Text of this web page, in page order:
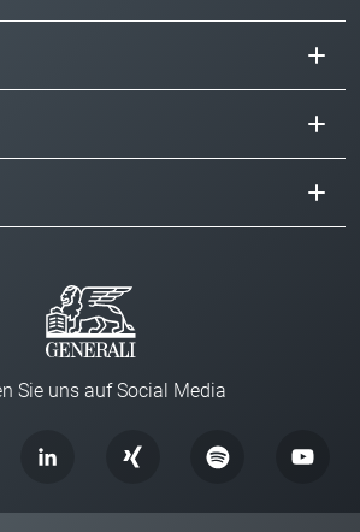
Sie uns auf Social Media